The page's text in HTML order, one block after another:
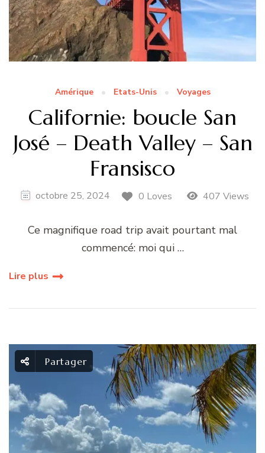
Amérique Etats-Unis Voyages
Californie: boucle San
José – Death Valley – San
Fransisco
octobre 25, 2024 0 Loves 407 Views
Ce magnifique road trip avait pourtant mal
commencé: moi qui …
Lire plus
Partager